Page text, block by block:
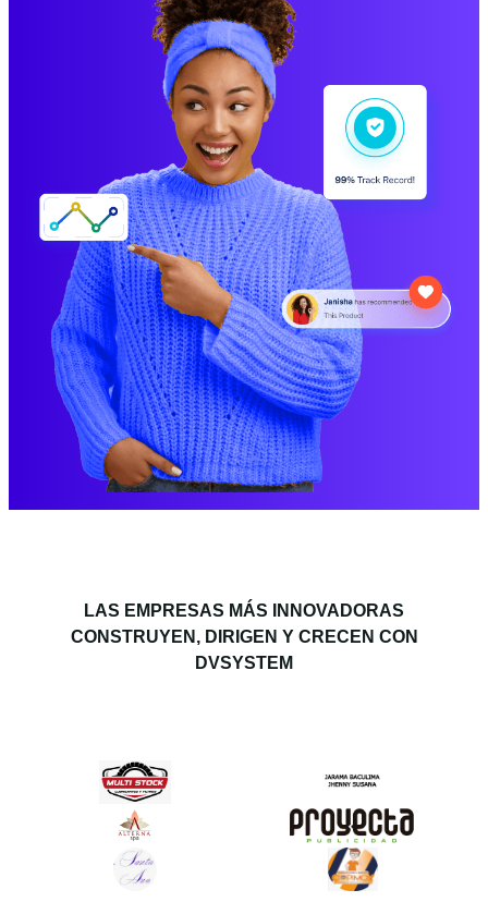
LAS EMPRESAS MÁS INNOVADORAS
CONSTRUYEN, DIRIGEN Y CRECEN CON
DVSYSTEM